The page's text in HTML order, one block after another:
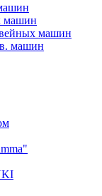
машин
машин
машин